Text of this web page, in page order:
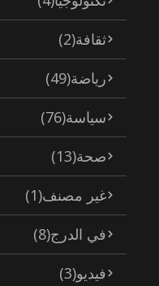
ثقافة(2)
رياضة(49)
سياسة(76)
صحة(13)
غير مصنف(1)
في الدرج(8)
فيديو(3)